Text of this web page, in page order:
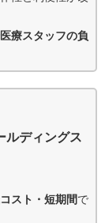
医療スタッフの負
ルディングス
スト・短期間で